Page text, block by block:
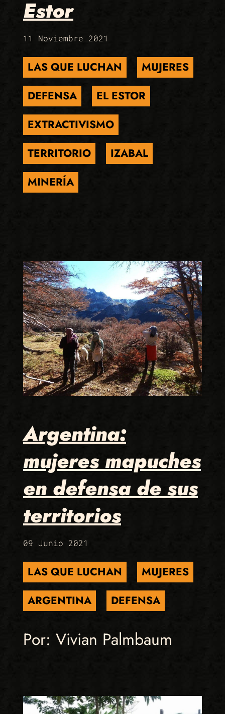
Estor
11 Noviembre 2021
LAS QUE LUCHAN
MUJERES
DEFENSA
EL ESTOR
EXTRACTIVISMO
TERRITORIO
IZABAL
MINERÍA
Argentina:
mujeres mapuches
en defensa de sus
territorios
09 Junio 2021
LAS QUE LUCHAN
MUJERES
ARGENTINA
DEFENSA
Por: Vivian Palmbaum